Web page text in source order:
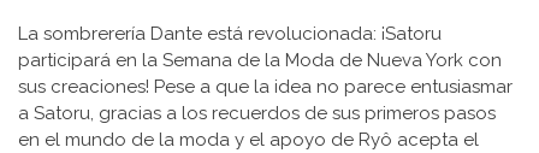
La sombrerería Dante está revolucionada: ¡Satoru
participará en la Semana de la Moda de Nueva York con
sus creaciones! Pese a que la idea no parece entusiasmar
a Satoru, gracias a los recuerdos de sus primeros pasos
en el mundo de la moda y el apoyo de Ryô acepta el